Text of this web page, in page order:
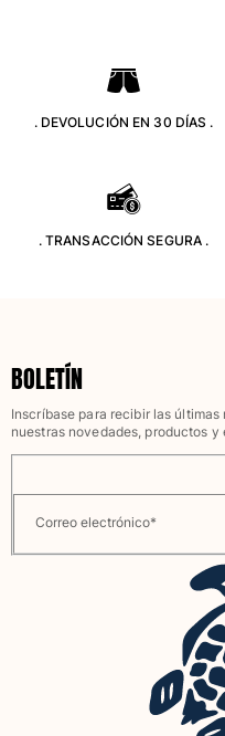
Calcetines
Ver todo Accesorios
Ver todo Bolsas
Zapatos
Outdoor
Ver todo Outdoor
Ver todo Calcetines
Juegos de playa
Ver todo Juegos de
Ver todo Llavero
. DEVOLUCIÓN EN 30 DÍAS .
. TRANSACCIÓN SEGURA .
BOLETÍN
Inscríbase para recibir las últimas
nuestras novedades, productos y
Correo electrónico*